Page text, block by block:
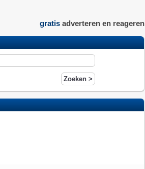
gratisadverteren en reageren